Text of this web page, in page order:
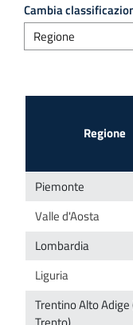
Cambia
Trentino Alto Adige